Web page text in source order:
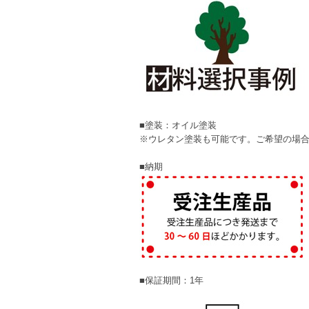
■塗装：オイル塗装
※ウレタン塗装も可能です。ご希望の場
■納期
■保証期間：1年